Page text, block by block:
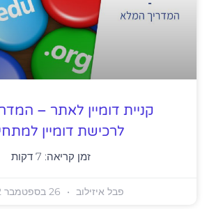
קניית דומיין לאתר –
לרכישת דומיין
זמן קריאה: 7 דקות
פבל איזילוב